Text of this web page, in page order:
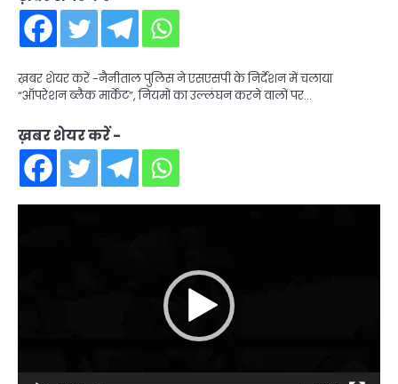
ख़बर शेयर करें -नैनीताल पुलिस ने एसएसपी के निर्देशन में चलाया
“ऑपरेशन ब्लैक मार्केट”, नियमों का उल्लंघन करने वालों पर…
ख़बर शेयर करें -